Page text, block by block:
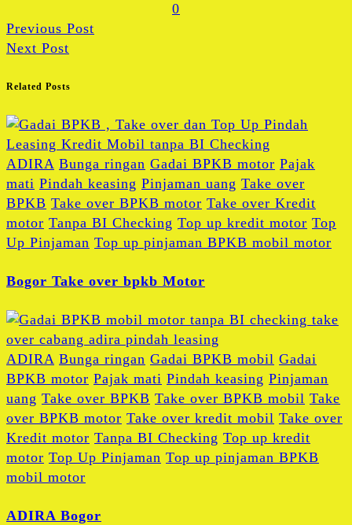
0
Previous Post
Next Post
Related Posts
ADIRA Bunga ringan Gadai BPKB motor Pajak
mati Pindah keasing Pinjaman uang Take over
BPKB Take over BPKB motor Take over Kredit
motor Tanpa BI Checking Top up kredit motor Top
Up Pinjaman Top up pinjaman BPKB mobil motor
Bogor Take over bpkb Motor
ADIRA Bunga ringan Gadai BPKB mobil Gadai
BPKB motor Pajak mati Pindah keasing Pinjaman
uang Take over BPKB Take over BPKB mobil Take
over BPKB motor Take over kredit mobil Take over
Kredit motor Tanpa BI Checking Top up kredit
motor Top Up Pinjaman Top up pinjaman BPKB
mobil motor
ADIRA Bogor